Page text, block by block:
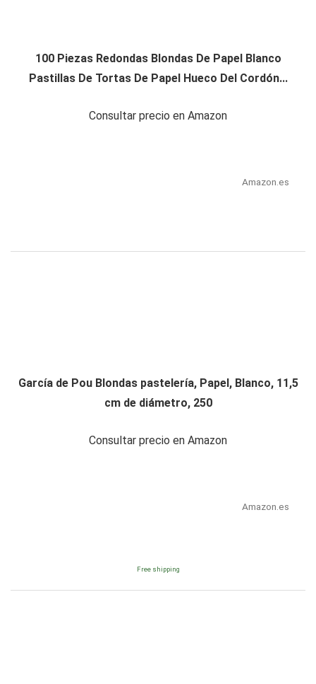
100 Piezas Redondas Blondas De Papel Blanco
Pastillas De Tortas De Papel Hueco Del Cordón...
Consultar precio en Amazon
Amazon.es
García de Pou Blondas pastelería, Papel, Blanco, 11,5
cm de diámetro, 250
Consultar precio en Amazon
Amazon.es
Free shipping